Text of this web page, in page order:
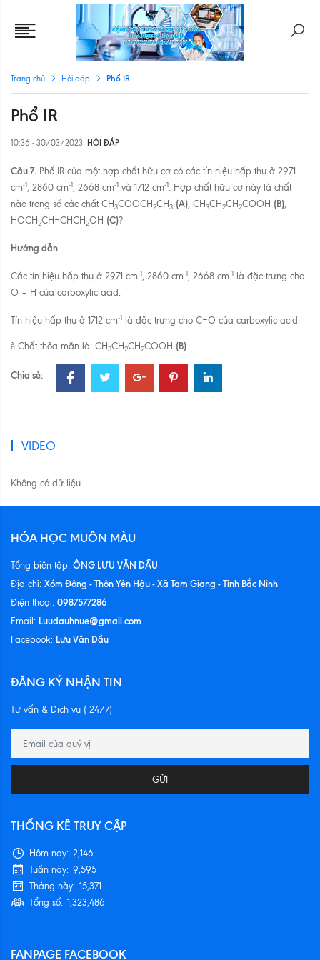
Trang chủ Hỏi đáp Phổ IR
Phổ IR
10:36 - 30/03/2023 HỎI ĐÁP
Câu 7. Phổ IR của một hợp chất hữu cơ có các tín hiệu hấp thụ ở 2971
cm-1, 2860 cm-1, 2668 cm-1 và 1712 cm-1. Hợp chất hữu cơ này là chất
nào trong số các chất CH3COOCH2CH3 (A), CH3CH2CH2COOH (B),
HOCH2CH=CHCH2OH (C)?
Hướng dẫn
Các tín hiệu hấp thụ ở 2971 cm-1, 2860 cm-1, 2668 cm-1 là đặc trưng cho
O – H của carboxylic acid.
Tín hiệu hấp thụ ở 1712 cm-1 là đặc trưng cho C=O của carboxylic acid.
à Chất thỏa mãn là: CH3CH2CH2COOH (B).
Chia sẻ:
VIDEO
Không có dữ liệu
HÓA HỌC MUÔN MÀU
Tổng biên tập: ÔNG LƯU VĂN DẦU
Địa chỉ: Xóm Đông - Thôn Yên Hậu - Xã Tam Giang - Tỉnh Bắc Ninh
Điện thoại: 0987577286
Email: Luudauhnue@gmail.com
Facebook: Lưu Văn Dầu
ĐĂNG KÝ NHẬN TIN
Tư vấn & Dịch vụ ( 24/7)
GỬI
THỐNG KÊ TRUY CẬP
Hôm nay: 2,146
Tuần này: 9,595
Tháng này: 15,371
Tổng số: 1,323,486
FANPAGE FACEBOOK